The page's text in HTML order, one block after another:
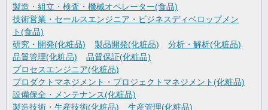
製造・組立・検査・機械オペレーター(食品)
技術営業・セールスエンジニア・ビジネスディベロップメン
ト(食品)
研究・開発(化粧品)
製品開発(化粧品)
分析・解析(化粧品)
品質管理(化粧品)
品質保証(化粧品)
プロセスエンジニア(化粧品)
プロダクトマネジメント・プロジェクトマネジメント(化粧品)
設備保全・メンテナンス(化粧品)
製造技術・生産技術(化粧品)
生産管理(化粧品)